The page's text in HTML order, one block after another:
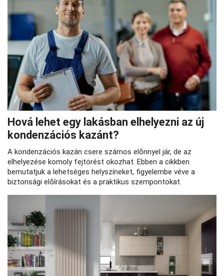
Hová lehet egy lakásban elhelyezni az új
kondenzációs kazánt?
A kondenzációs kazán csere számos előnnyel jár, de az
elhelyezése komoly fejtörést okozhat. Ebben a cikkben
bemutatjuk a lehetséges helyszíneket, figyelembe véve a
biztonsági előírásokat és a praktikus szempontokat.